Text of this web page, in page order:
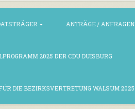
ANTRÄGE / ANFRAGEN
2025 DER CDU DUISBURG
DIE BEZIRKSVERTRETUNG WALSUM 2025